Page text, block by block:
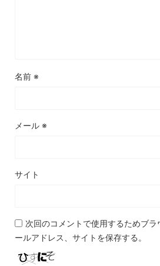
名前 ※
メール ※
サイト
次回のコメントで使用するためブ
ールアドレス、サイトを保存する。